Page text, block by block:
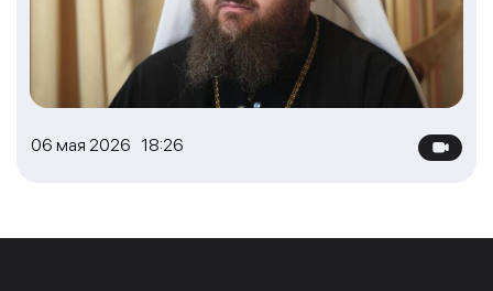
06 мая 2026 18:26